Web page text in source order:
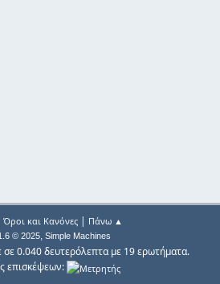
Όροι και Κανόνες| Πάνω ▲
© 2025, Simple Machines
σε 0.040 δευτερόλεπτα με 19 ερωτήματα.
επισκέψεων: